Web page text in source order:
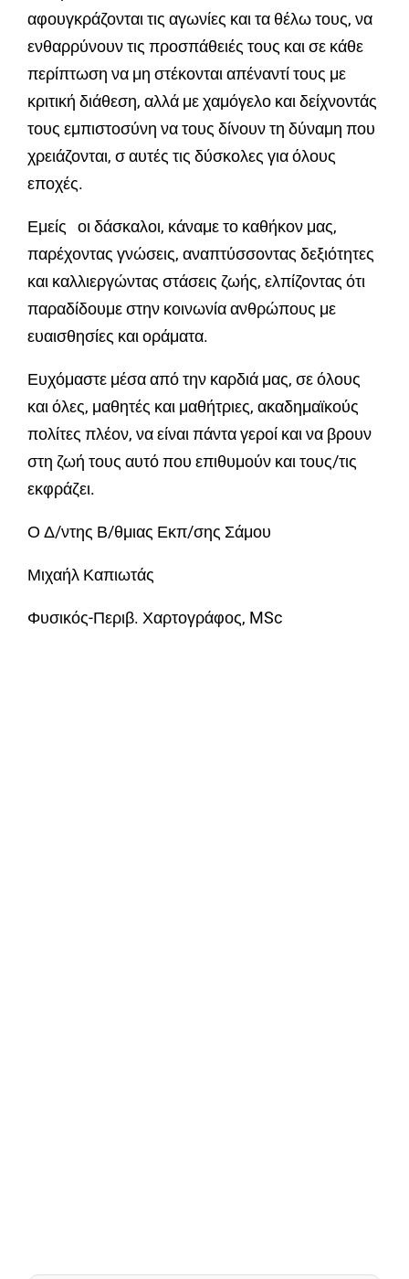
αφουγκράζονται τις αγωνίες και τα θέλω τους, να
ενθαρρύνουν τις προσπάθειές τους και σε κάθε
περίπτωση να μη στέκονται απέναντί τους με
κριτική διάθεση, αλλά με χαμόγελο και δείχνοντάς
τους εμπιστοσύνη να τους δίνουν τη δύναμη που
χρειάζονται, σ αυτές τις δύσκολες για όλους
εποχές.
Εμείς οι δάσκαλοι, κάναμε το καθήκον μας,
παρέχοντας γνώσεις, αναπτύσσοντας δεξιότητες
και καλλιεργώντας στάσεις ζωής, ελπίζοντας ότι
παραδίδουμε στην κοινωνία ανθρώπους με
ευαισθησίες και οράματα.
Ευχόμαστε μέσα από την καρδιά μας, σε όλους
και όλες, μαθητές και μαθήτριες, ακαδημαϊκούς
πολίτες πλέον, να είναι πάντα γεροί και να βρουν
στη ζωή τους αυτό που επιθυμούν και τους/τις
εκφράζει.
Ο Δ/ντης Β/θμιας Εκπ/σης Σάμου
Μιχαήλ Καπιωτάς
Φυσικός-Περιβ. Χαρτογράφος, MSc